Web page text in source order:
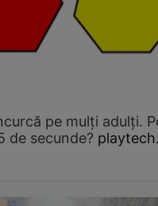
pe mulți adulți.
de secunde?